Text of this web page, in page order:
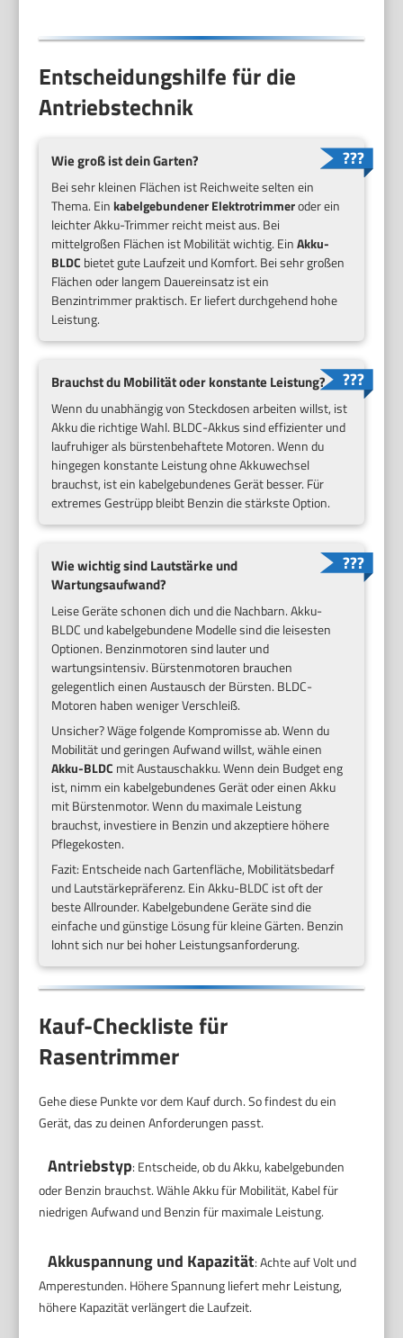
Entscheidungshilfe für die
Antriebstechnik
Wie groß ist dein Garten?
Bei sehr kleinen Flächen ist Reichweite selten ein
Thema. Einkabelgebundener Elektrotrimmeroder ein
leichter Akku-Trimmer reicht meist aus. Bei
mittelgroßen Flächen ist Mobilität wichtig. EinAkku-
BLDC bietet gute Laufzeit und Komfort. Bei sehr großen
Flächen oder langem Dauereinsatz ist ein
Benzintrimmer praktisch. Er liefert durchgehend hohe
Leistung.
Brauchst du Mobilität oder konstante Leistung?
Wenn du unabhängig von Steckdosen arbeiten willst, ist
Akku die richtige Wahl. BLDC-Akkus sind effizienter und
laufruhiger als bürstenbehaftete Motoren. Wenn du
hingegen konstante Leistung ohne Akkuwechsel
brauchst, ist ein kabelgebundenes Gerät besser. Für
extremes Gestrüpp bleibt Benzin die stärkste Option.
Wie wichtig sind Lautstärke und
Wartungsaufwand?
Leise Geräte schonen dich und die Nachbarn. Akku-
BLDC und kabelgebundene Modelle sind die leisesten
Optionen. Benzinmotoren sind lauter und
wartungsintensiv. Bürstenmotoren brauchen
gelegentlich einen Austausch der Bürsten. BLDC-
Motoren haben weniger Verschleiß.
Unsicher? Wäge folgende Kompromisse ab. Wenn du
Mobilität und geringen Aufwand willst, wähle einen
Akku-BLDC mit Austauschakku. Wenn dein Budget eng
ist, nimm ein kabelgebundenes Gerät oder einen Akku
mit Bürstenmotor. Wenn du maximale Leistung
brauchst, investiere in Benzin und akzeptiere höhere
Pflegekosten.
Fazit: Entscheide nach Gartenfläche, Mobilitätsbedarf
und Lautstärkepräferenz. Ein Akku-BLDC ist oft der
beste Allrounder. Kabelgebundene Geräte sind die
einfache und günstige Lösung für kleine Gärten. Benzin
lohnt sich nur bei hoher Leistungsanforderung.
Kauf-Checkliste für
Rasentrimmer
Gehe diese Punkte vor dem Kauf durch. So findest du ein
Gerät, das zu deinen Anforderungen passt.
Antriebstyp: Entscheide, ob du Akku, kabelgebunden
oder Benzin brauchst. Wähle Akku für Mobilität, Kabel für
niedrigen Aufwand und Benzin für maximale Leistung.
Akkuspannung und Kapazität: Achte auf Volt und
Amperestunden. Höhere Spannung liefert mehr Leistung,
höhere Kapazität verlängert die Laufzeit.